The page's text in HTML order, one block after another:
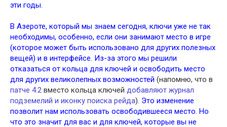
эти годы.
В Азероте, который мы знаем сегодня, ключи уже не так
необходимы, особенно, если они занимают место в игре
(которое может быть использовано для других полезных
вещей) и в интерфейсе. Из-за этого мы решили
отказаться от кольца для ключей и освободить место
для других великолепных возможностей (напомню, что в
патче 4.2 вместо кольца ключей добавляют журнал
подземелий и иконку поиска рейда). Это изменение
позволит нам использовать освободившееся место. Но
что это значит для вас и для ключей, которые вы не